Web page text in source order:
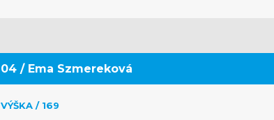
04 / Ema Szmereková
VÝŠKA / 169